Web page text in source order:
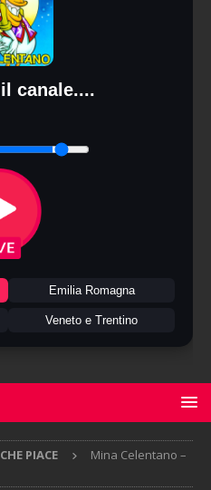
canale....
Emilia Romagna
Veneto e Trentino
PIACE
Mina Celentano –